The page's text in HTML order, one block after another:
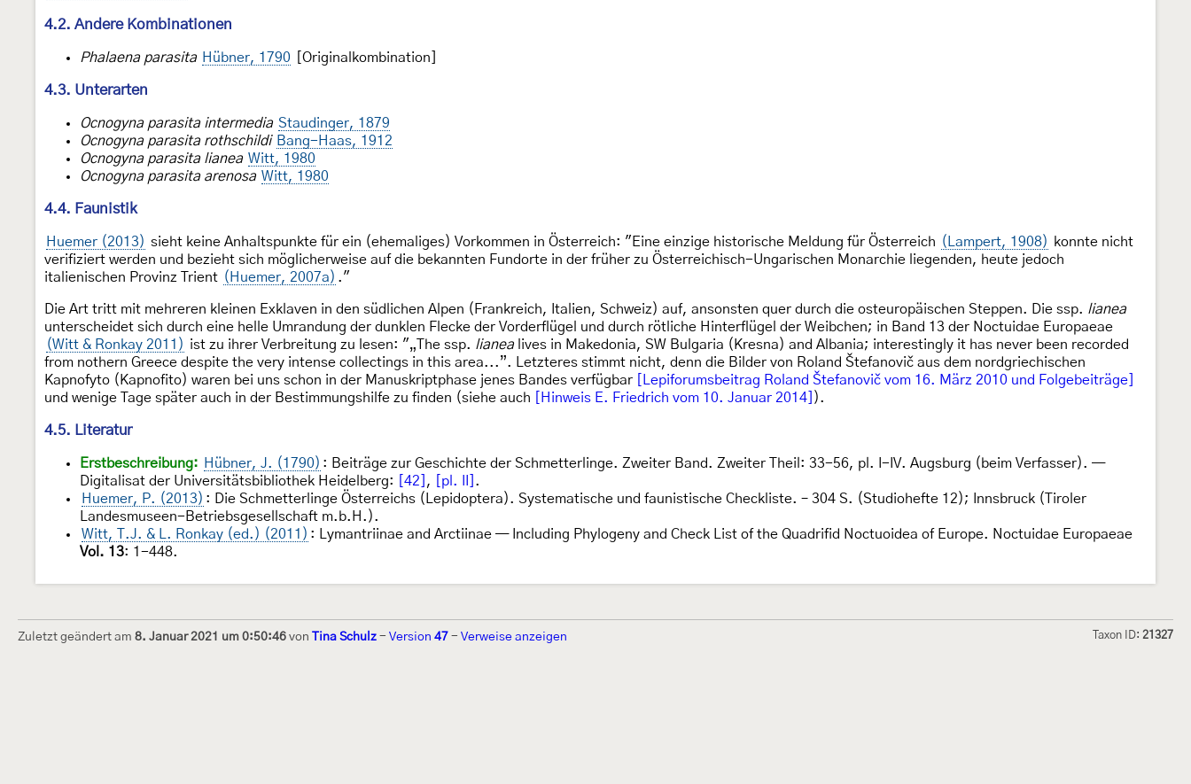
4.2. Andere Kombinationen
Phalaena parasita Hübner, 1790 [Originalkombination]
4.3. Unterarten
Ocnogyna parasita intermedia Staudinger, 1879
Ocnogyna parasita rothschildi Bang-Haas, 1912
Ocnogyna parasita lianea Witt, 1980
Ocnogyna parasita arenosa Witt, 1980
4.4. Faunistik
Huemer (2013) sieht keine Anhaltspunkte für ein (ehemaliges) Vorkommen in Österreich: "Eine einzige historische Meldung für Österreich (Lampert, 1908)
konnte nicht
verifiziert werden und bezieht sich möglicherweise auf die bekannten Fundorte in der früher zu Österreichisch-Ungarischen Monarchie liegenden, heute jedoch
italienischen Provinz Trient (Huemer, 2007a) ."
Die Art tritt mit mehreren kleinen Exklaven in den südlichen Alpen (Frankreich, Italien, Schweiz) auf, ansonsten quer durch die osteuropäischen Steppen. Die ssp. lianea
unterscheidet sich durch eine helle Umrandung der dunklen Flecke der Vorderflügel und durch rötliche Hinterflügel der Weibchen; in Band 13 der Noctuidae Europaeae
(Witt & Ronkay 2011) ist zu ihrer Verbreitung zu lesen: "„The ssp. lianealives in Makedonia, SW Bulgaria (Kresna) and Albania; interestingly it has never been recorded
from nothern Greece despite the very intense collectings in this area...”. Letzteres stimmt nicht, denn die Bilder von Roland Štefanovič aus dem nordgriechischen
Kapnofyto (Kapnofito) waren bei uns schon in der Manuskriptphase jenes Bandes verfügbar
[Lepiforumsbeitrag Roland Štefanovič vom 16. März 2010 und Folgebeiträge]
und wenige Tage später auch in der Bestimmungshilfe zu finden (siehe auch
[Hinweis E. Friedrich vom 10. Januar 2014] ).
4.5. Literatur
Erstbeschreibung: Hübner, J. (1790) : Beiträge zur Geschichte der Schmetterlinge. Zweiter Band. Zweiter Theil: 33-56, pl. I-IV. Augsburg (beim Verfasser). —
Digitalisat der Universitätsbibliothek Heidelberg:
[42] , [pl. II] .
Huemer, P. (2013) : Die Schmetterlinge Österreichs (Lepidoptera). Systematische und faunistische Checkliste. – 304 S. (Studiohefte 12); Innsbruck (Tiroler
Landesmuseen-Betriebsgesellschaft m.b.H.).
Witt, T.J. & L. Ronkay (ed.) (2011) : Lymantriinae and Arctiinae — Including Phylogeny and Check List of the Quadrifid Noctuoidea of Europe. Noctuidae Europaeae
Vol. 13: 1-448.
Zuletzt geändert am 8. Januar 2021 um 0:50:46 von Tina Schulz - Version 47 - Verweise anzeigen Taxon ID: 21327